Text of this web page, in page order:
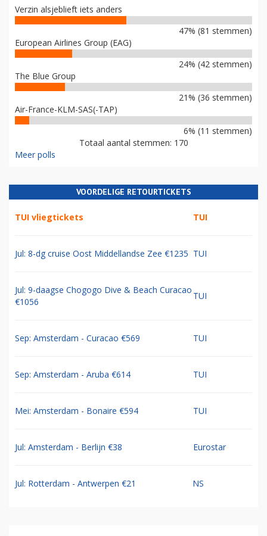
Verzin alsjeblieft iets anders
47% (81 stemmen)
European Airlines Group (EAG)
24% (42 stemmen)
The Blue Group
21% (36 stemmen)
Air-France-KLM-SAS(-TAP)
6% (11 stemmen)
Totaal aantal stemmen: 170
Meer polls
VOORDELIGE RETOURTICKETS
TUI vliegtickets TUI
Jul: 8-dg cruise Oost Middellandse Zee €1235 TUI
Jul: 9-daagse Chogogo Dive & Beach Curacao
€1056
TUI
Sep: Amsterdam - Curacao €569 TUI
Sep: Amsterdam - Aruba €614 TUI
Mei: Amsterdam - Bonaire €594 TUI
Jul: Amsterdam - Berlijn €38 Eurostar
Jul: Rotterdam - Antwerpen €21 NS